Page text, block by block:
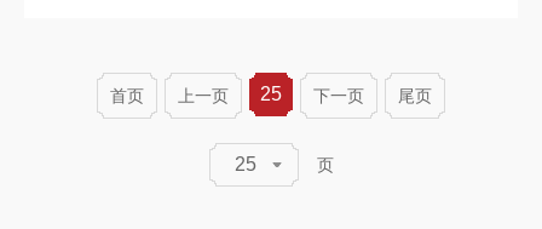
首页 上一页 25 下一页 尾页
25 页